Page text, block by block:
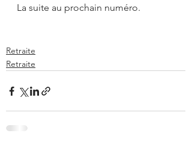
La suite au prochain numéro.
Retraite
Retraite